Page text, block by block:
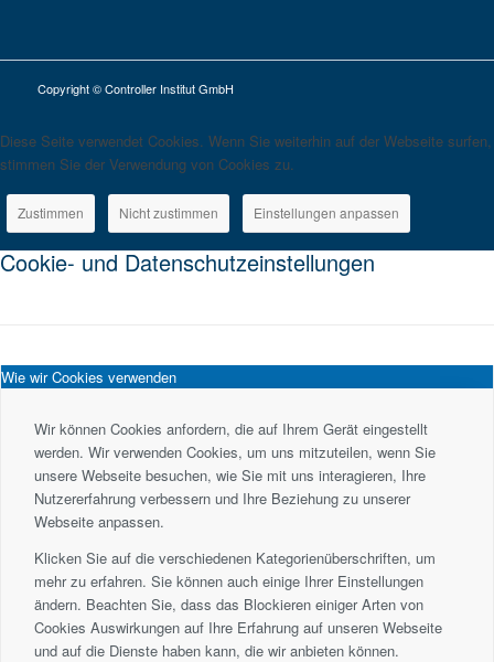
Copyright © Controller Institut GmbH
Diese Seite verwendet Cookies. Wenn Sie weiterhin auf der Webseite surfen,
stimmen Sie der Verwendung von Cookies zu.
Zustimmen Nicht zustimmen Einstellungen anpassen
Cookie- und Datenschutzeinstellungen
Wie wir Cookies verwenden
Wir können Cookies anfordern, die auf Ihrem Gerät eingestellt
werden. Wir verwenden Cookies, um uns mitzuteilen, wenn Sie
unsere Webseite besuchen, wie Sie mit uns interagieren, Ihre
Nutzererfahrung verbessern und Ihre Beziehung zu unserer
Webseite anpassen.
Klicken Sie auf die verschiedenen Kategorienüberschriften, um
mehr zu erfahren. Sie können auch einige Ihrer Einstellungen
ändern. Beachten Sie, dass das Blockieren einiger Arten von
Cookies Auswirkungen auf Ihre Erfahrung auf unseren Webseite
und auf die Dienste haben kann, die wir anbieten können.